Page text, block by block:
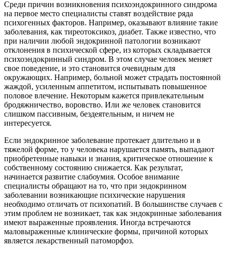
Среди причин возникновения психоэндокринного синдрома
на первое место специалисты ставят воздействие ряда
психогенных факторов. Например, оказывают влияние такие
заболевания, как тиреотоксикоз, диабет. Также известно, что
при наличии любой эндокринной патологии возникают
отклонения в психической сфере, из которых складывается
психоэндокринный синдром. В этом случае человек меняет
свое поведение, и это становится очевидным для
окружающих. Например, больной может страдать постоянной
жаждой, усиленным аппетитом, испытывать повышенное
половое влечение. Некоторым кажется привлекательным
бродяжничество, воровство. Или же человек становится
слишком пассивным, бездеятельным, и ничем не
интересуется.
Если эндокринное заболевание протекает длительно и в
тяжелой форме, то у человека нарушается память, выпадают
приобретенные навыки и знания, критическое отношение к
собственному состоянию снижается. Как результат,
начинается развитие слабоумия. Особое внимание
специалисты обращают на то, что при эндокринном
заболевании возникающие психические нарушения
необходимо отличать от психопатий. В большинстве случаев с
этим проблем не возникает, так как эндокринные заболевания
имеют выраженные проявления. Иногда встречаются
маловыраженные клинические формы, причиной которых
является лекарственный патоморфоз.